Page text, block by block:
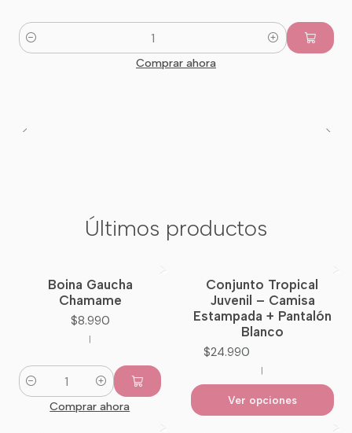
Cantidad
Comprar ahora
Últimos productos
NuevoBoina Gaucha
Chamame
$8.990
|
Cantidad
Comprar ahora
Conjunto Tropical
Juvenil – Camisa
Estampada + Pantalón
Blanco
$24.990
|
Ver opciones